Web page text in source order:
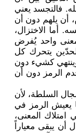
فالتجسد يعني
أن يلهم دون أن
أما الاختزال،
واحد يُفرض
يتحرك كل
وينتهي كشيء دون
الرمز دون أن
السلطة، لأن
يعيش الرمز في
امتلاك المعنى،
يبقى معياراً